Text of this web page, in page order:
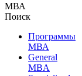
МВА
Поиск
Программы
МВА
General
MBA